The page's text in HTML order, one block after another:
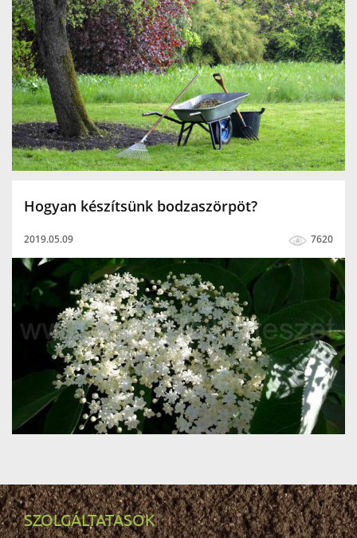
Hogyan készítsünk bodzaszörpöt?
2019.05.09 7620
SZOLGÁLTATÁSOK